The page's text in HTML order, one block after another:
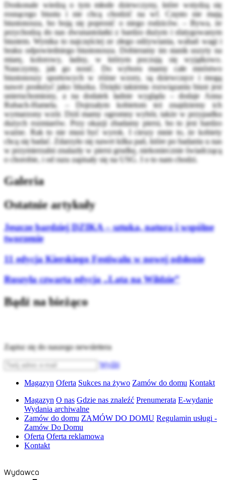
Doskonale wiedzą o tym młode dziewczyny, które wstydzą się
rosnącego biustu i nie chcą chodzić na wf. Często nie mają
biustonosza, bo boją się poprosić o niego rodziców. – Bywa, że
przychodzą do nas dwunastolatki z bardzo dużym i sfatygowanym
biustem. Wynika to najczęściej ze złego odżywiania, wahań wagi i
braku odpowiedniego biustonosza. Dobieramy im stanik uszyty na
miarę, kolorowy, ładny, w którym poczują się wyjątkowo.
Nauczymy, jak go nosić. Do wyboru mamy całe mnóstwo
biustonoszy sportowych w różne wzory, są dziewczęce i mogą
nawet posłużyć jako bluzka. Dzięki takiemu rozwiązaniu biust jest
unieruchomiony, a na dodatek ładnie wygląda – dodaje Anna
Rubach-Hamela. – Dojrzałym kobietom też znajdziemy ich
wymarzony wzór. Dziś mamy ogromny wybór, także w przypadku
dużych rozmiarów. Przy okazji zbadamy piersi, bo to jest bardzo
ważne. Rak to nie musi być wyrok. I cieszy mnie to, że kobiety
chcą się badać. Zdarzyło się nawet kilka pań, które po badaniu u nas
w przymierzalni znalazły w piersi grudkę, niekoniecznie świadczącą
o chorobie, i od razu zapisały się na USG. I o to nam chodzi.
Galeria
Ostatnie artykuły
Jeszcze bardziej DZIKA – sztuka, natura i wspólne
tworzenie
11 edycja Kierskiego Festiwalu w nowej odsłonie
Ruszyła czwarta edycja „Lata na Wildzie”
Bądź na bieżąco
Zapisz się do naszego newslettera
Wyślij
Magazyn Oferta Sukces na żywo Zamów do domu Kontakt
Magazyn O nas Gdzie nas znaleźć Prenumerata E-wydanie
Wydania archiwalne
Zamów do domu ZAMÓW DO DOMU Regulamin usługi -
Zamów Do Domu
Oferta Oferta reklamowa
Kontakt